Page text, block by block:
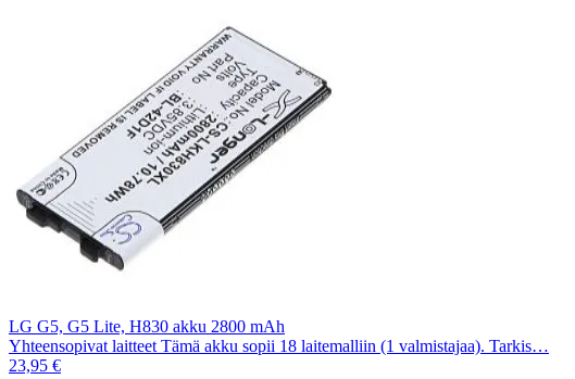
LG G5, G5 Lite, H830 akku 2800 mAh
Yhteensopivat laitteet Tämä akku sopii 18 laitemalliin (1 valmistajaa). Tarkis…
23,95 €